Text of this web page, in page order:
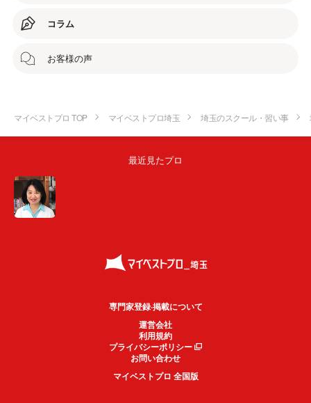
コラム
お客様の声
マイベストプロ TOP マイベストプロ埼玉 埼玉のスクール・習い事
最近見たプロ
専門家登録·掲載について
運営会社
利用規約
プライバシーポリシー
お問い合わせ
マイベストプロ 全国版